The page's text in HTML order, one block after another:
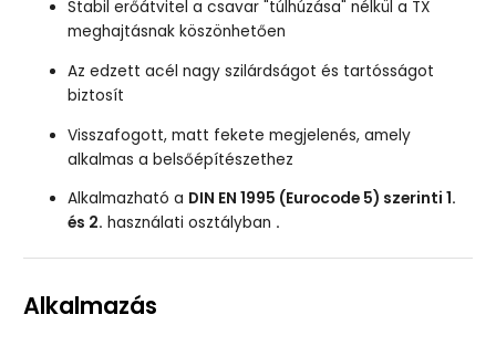
Stabil erőátvitel a csavar "túlhúzása" nélkül a TX
meghajtásnak köszönhetően
Az edzett acél nagy szilárdságot és tartósságot
biztosít
Visszafogott, matt fekete megjelenés, amely
alkalmas a belsőépítészethez
Alkalmazható a DIN EN 1995 (Eurocode 5) szerinti 1.
és 2. használati osztályban .
Alkalmazás